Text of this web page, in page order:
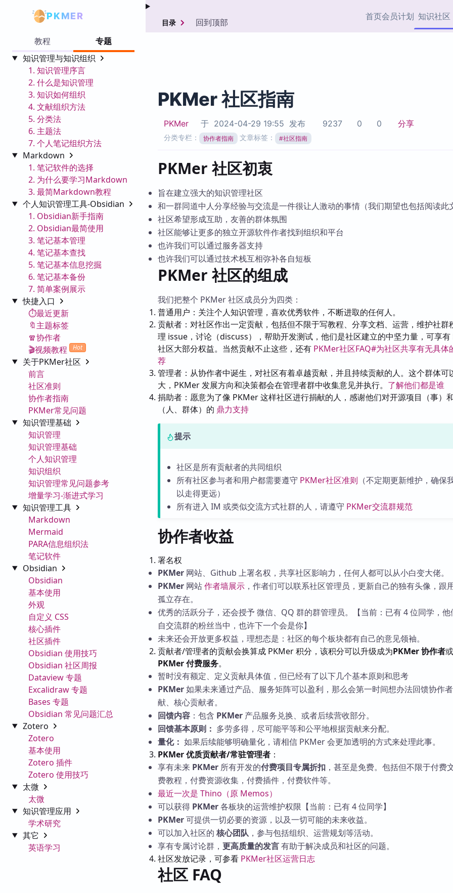
PKMER 首页会员计划 知识社区
知识管理
加速访问 Obsidian 官方
ZK
教程
专题
知识管理与知识组织
1. 知识管理序言
2. 什么是知识管理
3. 知识如何组织
4. 文献组织方法
5. 分类法
6. 主题法
7. 个人笔记组织方法
Markdown
1. 笔记软件的选择
2. 为什么要学习Markdown
3. 最简Markdown教程
个人知识管理工具-Obsidian
1. Obsidian新手指南
2. Obsidian最简使用
3. 笔记基本管理
4. 笔记基本查找
5. 笔记基本信息挖掘
6. 笔记基本备份
7. 简单案例展示
快捷入口
⏱️最近更新
🔖主题标签
🧣协作者
🎬视频教程
Hot
关于PKMer社区
前言
社区准则
协作者指南
PKMer常见问题
知识管理基础
知识管理
知识管理基础
个人知识管理
知识组织
知识管理常见问题参考
增量学习-渐进式学习
知识管理工具
Markdown
Mermaid
PARA信息组织法
笔记软件
Obsidian
Obsidian
基本使用
外观
自定义 CSS
核心插件
社区插件
Obsidian 使用技巧
Obsidian 社区周报
Dataview 专题
Excalidraw 专题
Bases 专题
Obsidian 常见问题汇总
Zotero
Zotero
基本使用
Zotero 插件
Zotero 使用技巧
太微
太微
知识管理应用
学术研究
其它
英语学习
目录 回到顶部
PKMer 社区指南
PKMer 于 2024-04-29 19:55 发布 9237 0 0 分享
分类专栏： 协作者指南 文章标签： #社区指南
PKMer 社区初衷
旨在建立强大的知识管理社区
和一群同道中人分享经验与交流是一件很让人激动的事情（我们期望也包括阅读此
社区希望形成互助，友善的群体氛围
社区能够让更多的独立开源软件作者找到组织和平台
也许我们可以通过服务器支持
也许我们可以通过技术栈互相弥补各自短板
PKMer 社区的组成
我们把整个 PKMer 社区成员分为四类：
普通用户：关注个人知识管理，喜欢优秀软件，不断进取的任何人。
贡献者：对社区作出一定贡献，包括但不限于写教程、分享文档、运营，维护社群
理 issue，讨论（discuss），帮助开发测试，他们是社区建立的中坚力量，可享
社区大部分权益。当然贡献不止这些，还有 PKMer社区FAQ#为社区共享有无具体
荐
管理者：从协作者中诞生，对社区有着卓越贡献，并且持续贡献的人。这个群体可
大，PKMer 发展方向和决策都会在管理者群中收集意见并执行。 了解他们都是谁
捐助者：愿意为了像 PKMer 这样社区进行捐献的人，感谢他们对开源项目（事）
（人、群体）的 鼎力支持
提示
社区是所有贡献者的共同组织
所有社区参与者和用户都需要遵守 PKMer社区准则 （不定期更新维护，确保
以走得更远）
所有进入 IM 或类似交流方式社群的人，请遵守 PKMer交流群规范
协作者收益
署名权
PKMer 网站、Github 上署名权，共享社区影响力，任何人都可以从小白变大佬。
PKMer 网站作者墙展示 ，作者们可以联系社区管理员，更新自己的独有头像，跟
孤立存在。
优秀的活跃分子，还会授予 微信、QQ 群的群管理员。【当前：已有 4 位同学，他
自交流群的粉丝当中，也许下一个会是你】
未来还会开放更多权益，理想态是：社区的每个板块都有自己的意见领袖。
贡献者/管理者的贡献会换算成 PKMer 积分，该积分可以升级成为PKMer 协作者
PKMer 付费服务。
暂时没有额定、定义贡献具体值，但已经有了以下几个基本原则和思考
PKMer如果未来通过产品、服务矩阵可以盈利，那么会第一时间想办法回馈协作
献、核心贡献者。
回馈内容 ：包含 PKMer 产品服务兑换、或者后续营收部分。
回馈基本原则： 多劳多得，尽可能平等和公平地根据贡献来分配。
量化： 如果后续能够明确量化，请相信 PKMer 会更加透明的方式来处理此事。
PKMer 优质贡献者/常驻管理者 ：
享有未来 PKMer 所有开发的付费项目专属折扣 ，甚至是免费。包括但不限于付费
费教程，付费资源收集，付费插件，付费软件等。
最近一次是 Thino（原 Memos）
可以获得 PKMer各板块的运营维护权限【当前：已有 4 位同学】
PKMer可提供一切必要的资源，以及一切可能的未来收益。
可以加入社区的 核心团队 ，参与包括组织、运营规划等活动。
享有专属讨论群， 更高质量的发言有助于解决成员和社区的问题。
社区发放记录，可参看 PKMer社区运营日志
社区 FAQ